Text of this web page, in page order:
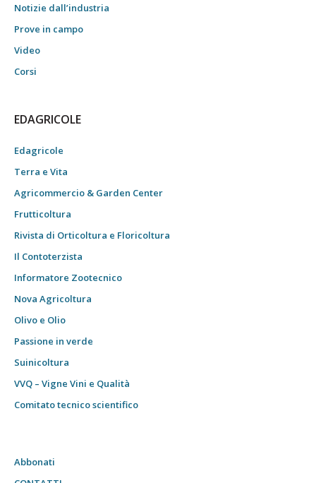
Notizie dall’industria
Prove in campo
Video
Corsi
EDAGRICOLE
Edagricole
Terra e Vita
Agricommercio & Garden Center
Frutticoltura
Rivista di Orticoltura e Floricoltura
Il Contoterzista
Informatore Zootecnico
Nova Agricoltura
Olivo e Olio
Passione in verde
Suinicoltura
VVQ – Vigne Vini e Qualità
Comitato tecnico scientifico
Abbonati